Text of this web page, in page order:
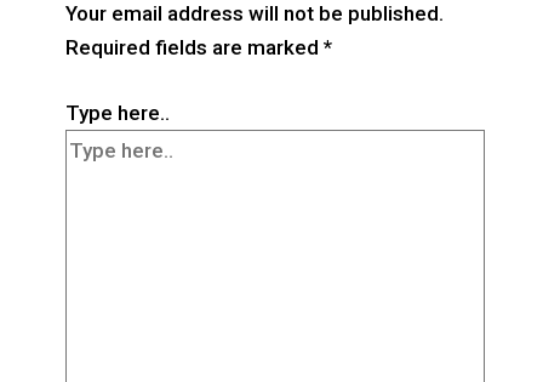
Your email address will not be published.
Required fields are marked *
Type here..